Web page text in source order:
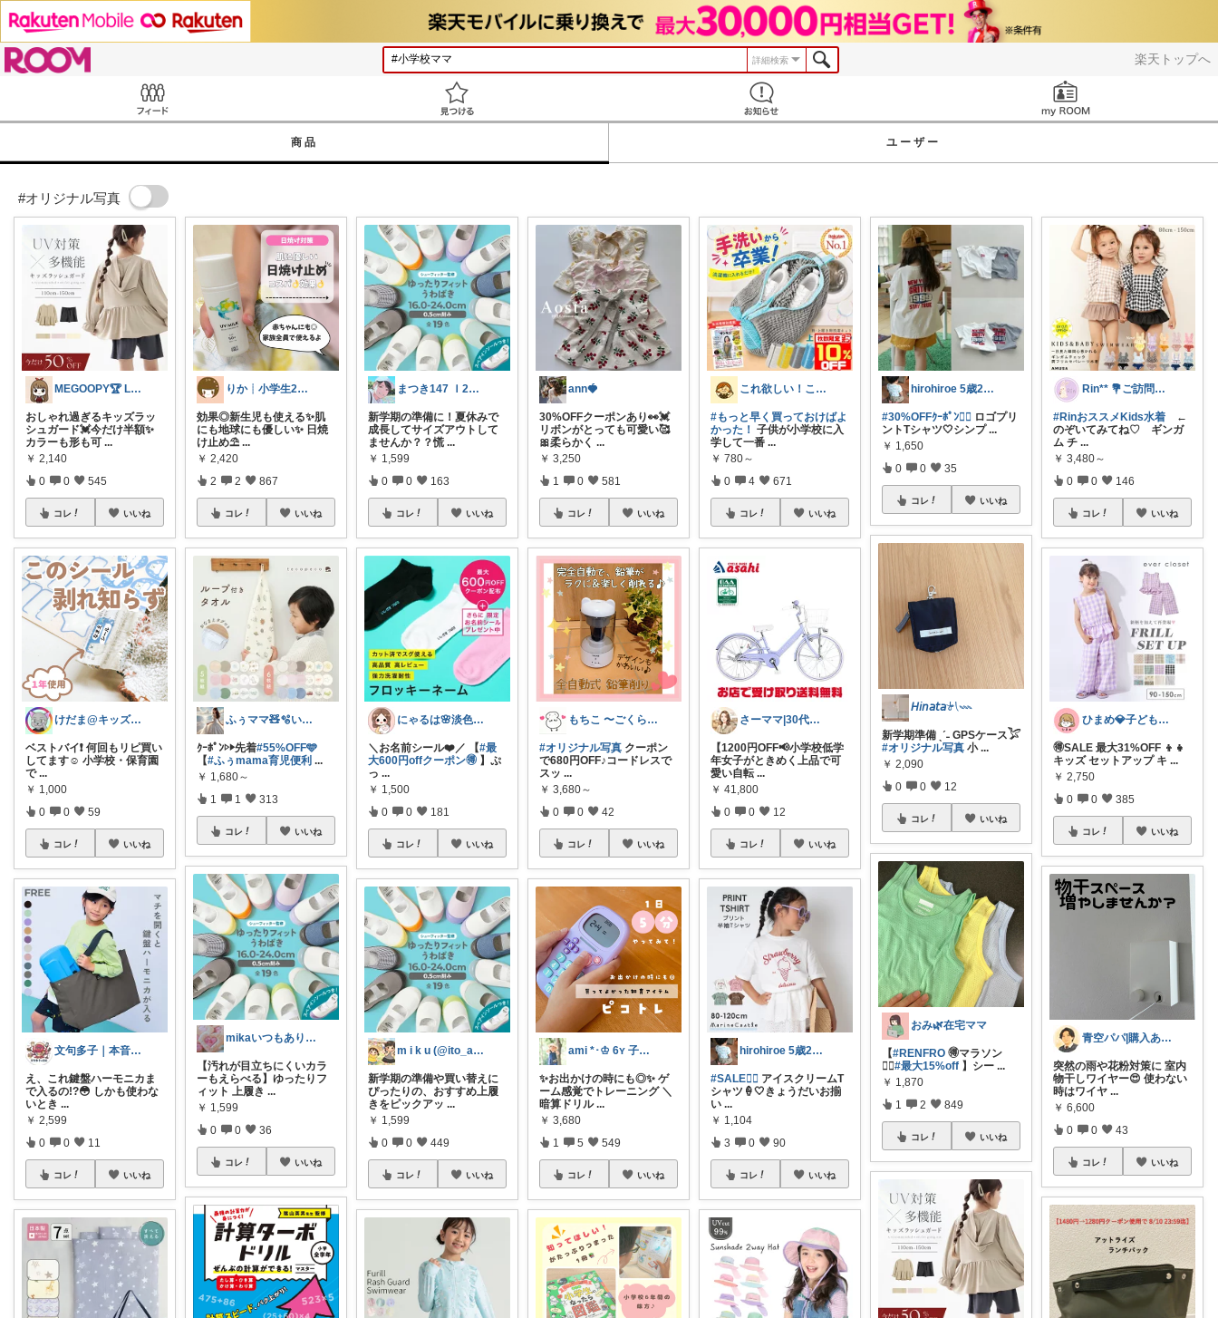
楽天トップへ
詳細検索
商品 ユーザー
#オリジナル写真
MEGOOPY🏆 LᵒᵛᵉᎽ༠ᐡ❤︎
おしゃれ過ぎるキッズラッ
シュガード💓今だけ半額✨
カラーも形も可 ...
￥ 2,140
0 0 545
コレ いいね
けだま@キッズ&ベビー育児アイテム♪
ベストバイ❗️ 何回もリピ買い
してます☺️ 小学校・保育園
で ...
￥ 1,000
0 0 59
コレ いいね
文句多子｜本音で選ぶ、お得好きママ
え、これ鍵盤ハーモニカま
で入るの!?😳 しかも使わな
いとき ...
￥ 2,599
0 0 11
コレ いいね
りか┊小学生2人4人家族2LDK暮らし
効果◎新生児も使える✨肌
にも地球にも優しい✨ 日焼
け止め⛱️ ...
￥ 2,420
2 2 867
コレ いいね
ふぅママ🧸🫧いつも有難うございます
ｸｰﾎﾟﾝ▷▶︎先着#55%OFF🩵
【#ふぅmama育児便利 ...
￥ 1,680～
1 1 313
コレ いいね
mikaいつもありがとうございます♡
【汚れが目立ちにくいカラ
ーもえらべる】ゆったりフ
ィット 上履き ...
￥ 1,599
0 0 36
コレ いいね
まつき147 Ｉ2児ママ脱転勤族ぐらし
新学期の準備に！夏休みで
成長してサイズアウトして
ませんか？？慌 ...
￥ 1,599
0 0 163
コレ いいね
にゃるは🌸淡色ベビーキッズマタニティ
＼お名前シール❤️／ 【#最
大600円offクーポン🉐 】ぷ
っ ...
￥ 1,500
0 0 181
コレ いいね
m i k u (@ito_aya16)
新学期の準備や買い替えに
ぴったりの、おすすめ上履
きをピックアッ ...
￥ 1,599
0 0 449
コレ いいね
ann🍓
30%OFFクーポンあり👀💓
リボンがとっても可愛い🥰
🎀柔らかく ...
￥ 3,250
1 0 581
コレ いいね
もちこ 〜ごくらく＆かわいい生活♪
#オリジナル写真 クーポン
で680円OFF♪コードレスで
スッ ...
￥ 3,680～
0 0 42
コレ いいね
ami *･♔ 6ʏ 子育てと絵本と知育
✨お出かけの時にも◎✨ ゲ
ーム感覚でトレーニング ＼
暗算ドリル ...
￥ 3,680
1 5 549
コレ いいね
これ欲しい！これ良かった！©ままお
#もっと早く買っておけばよ
かった！ 子供が小学校に入
学して一番 ...
￥ 780～
0 4 671
コレ いいね
さーママ|30代小2女児ママ🎀
【1200円OFF📢小学校低学
年女子がときめく上品で可
愛い自転 ...
￥ 41,800
0 0 12
コレ いいね
hirohiroe 5歳2歳👦👧
#SALE❤️‍🔥 アイスクリームT
シャツ🍦🤍きょうだいお揃
い ...
￥ 1,104
3 0 90
コレ いいね
hirohiroe 5歳2歳👦👧
#30%OFFｸｰﾎﾟﾝ❤️‍🔥 ロゴプリ
ントTシャツ🤍シンプ ...
￥ 1,650
0 0 35
コレ いいね
𝘏𝘪𝘯𝘢𝘵𝘢𓍯𓇠
新学期準備 ˎˊ˗ GPSケース𓅯
#オリジナル写真 小 ...
￥ 2,090
0 0 12
コレ いいね
おみ🌿在宅ママ
【#RENFRO 🉐マラソン
🏃‍♀️#最大15%off 】シー ...
￥ 1,870
1 2 849
コレ いいね
Rin** 💐ご訪問感謝です💐
#RinおススメKids水着 ←
のぞいてみてね♡ ギンガ
ム チ ...
￥ 3,480～
0 0 146
コレ いいね
ひまめ💎子どものいる暮らし
🉐SALE 最大31%OFF 👦👧
キッズ セットアップ キ ...
￥ 2,750
0 0 385
コレ いいね
青空パパ|購入ありがとうございます☺️
突然の雨や花粉対策に 室内
物干しワイヤー😍 使わない
時はワイヤ ...
￥ 6,600
0 0 43
コレ いいね